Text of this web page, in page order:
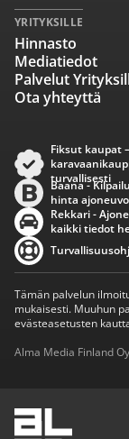
YRITYKSILLE
Hinnasto
Mediatiedot
Palvelut
Ota yhteyttä
Fiksut kaupat –
turvallisesti
Baana -
hinta
Rekkari -
kaikki tiedot
Tämän palvelun
mukaisesti. Muuhun
evästeasetusten
Alma Media Finland Oy